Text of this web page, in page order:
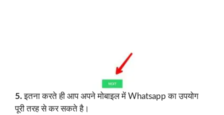
5.इतना करते ही आप अपने मोबाइल में Whatsapp का उपयोग
पूरी तरह से कर सकते है।